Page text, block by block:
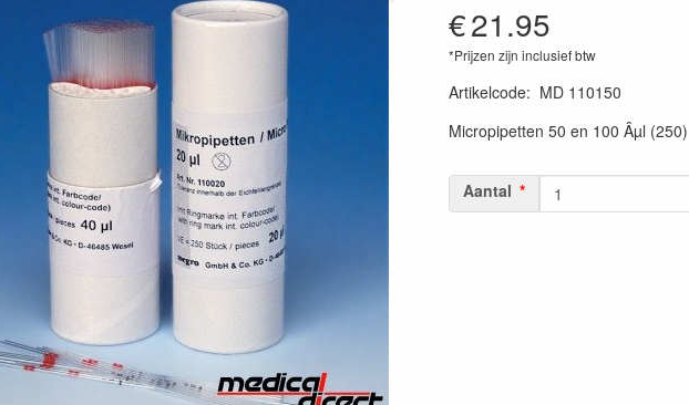
€21.95
*Prijzen zijn inclusief btw
Artikelcode: MD 110150
Micropipetten 50 en 100 Âµl (250)
Aantal